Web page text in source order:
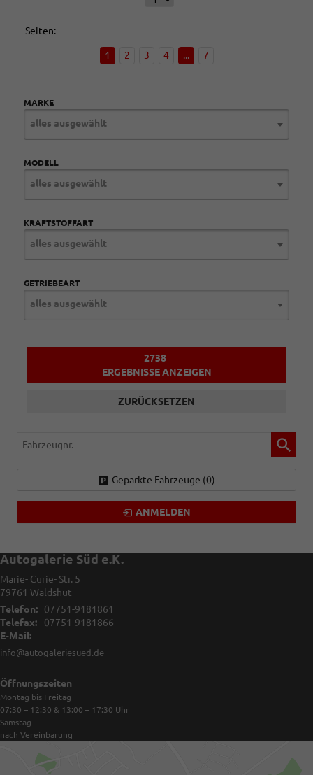
Seiten:
1 2 3 4 ... 7
MARKE
alles ausgewählt
MODELL
alles ausgewählt
KRAFTSTOFFART
alles ausgewählt
GETRIEBEART
alles ausgewählt
2738
ERGEBNISSE ANZEIGEN
ZURÜCKSETZEN
Fahrzeugnr.
Geparkte Fahrzeuge (0)
ANMELDEN
Autogalerie Süd e.K.
Marie- Curie- Str. 5
79761 Waldshut
Telefon:
07751-9181861
Telefax:
07751-9181866
E-Mail:
info@autogaleriesued.de
Öffnungszeiten
Montag bis Freitag
07:30 – 12:30 & 13:00 – 17:30 Uhr
Samstag
nach Vereinbarung